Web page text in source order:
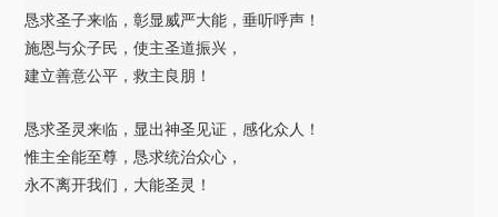
恳求圣子来临，彰显威严大能，垂听呼声！
施恩与众子民，使主圣道振兴，
建立善意公平，救主良朋！
恳求圣灵来临，显出神圣见证，感化众人！
惟主全能至尊，恳求统治众心，
永不离开我们，大能圣灵！